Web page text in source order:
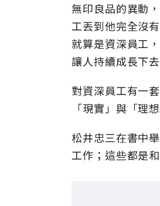
無印良品的異動
工丟到他完全沒
就算是資深員工
讓人持續成長下去
對資深員工有一
「現實」與「理
松井忠三在書中
工作；這些都是